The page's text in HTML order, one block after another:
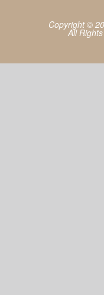
Copyright ©
All